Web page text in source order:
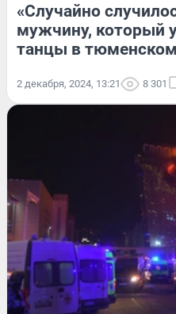
«Случайно
мужчину, который
танцы в
2 декабря, 2024, 13:21 8 301